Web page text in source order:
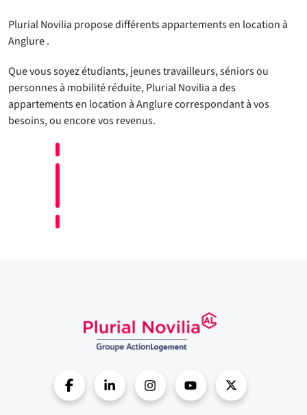
Plurial Novilia propose différents appartements en location à
Anglure .
Que vous soyez étudiants, jeunes travailleurs, séniors ou
personnes à mobilité réduite, Plurial Novilia a des
appartements en location à Anglure correspondant à vos
besoins, ou encore vos revenus.